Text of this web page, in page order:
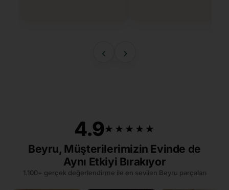
‹ ›
4.9★★★★★
★★★★★
Beyru, Müşterilerimizin Evinde de
Aynı Etkiyi Bırakıyor
1.100+ gerçek değerlendirme ile en sevilen Beyru parçaları